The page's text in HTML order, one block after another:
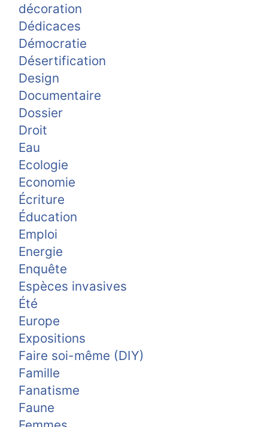
décoration
Dédicaces
Démocratie
Désertification
Design
Documentaire
Dossier
Droit
Eau
Ecologie
Economie
Écriture
Éducation
Emploi
Energie
Enquête
Espèces invasives
Été
Europe
Expositions
Faire soi-même (DIY)
Famille
Fanatisme
Faune